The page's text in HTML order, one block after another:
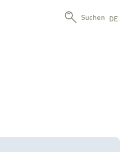
Suchen DE